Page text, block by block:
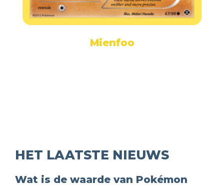
Mienfoo
HET LAATSTE NIEUWS
Wat is de waarde van Pokémon